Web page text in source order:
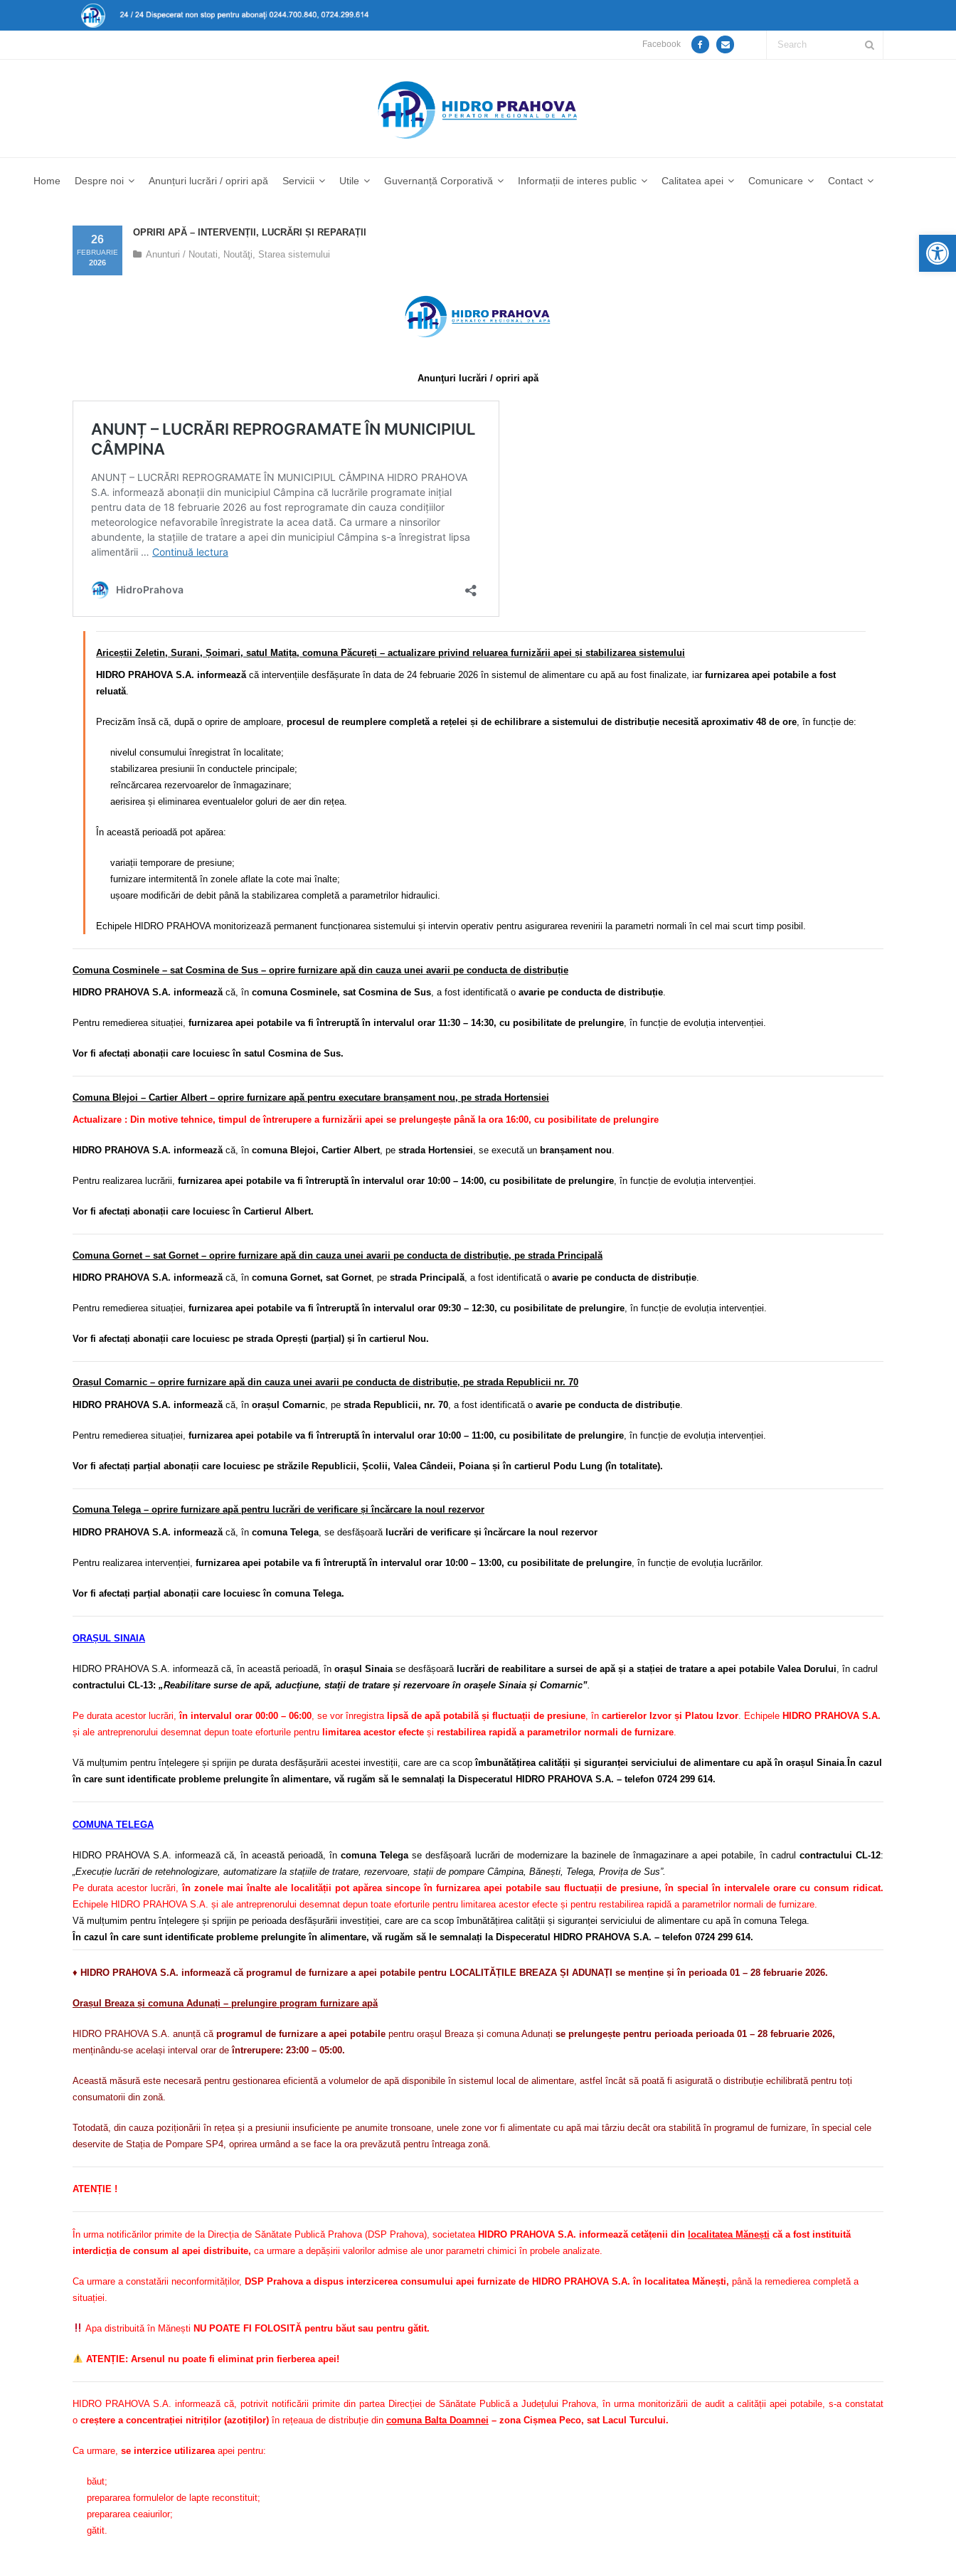
Facebook
Home Despre noi Anunțuri lucrări / opriri apă Servicii Utile Guvernanță Corporativă Informații de interes public Calitatea apei Comunicare Contact
OPRIRI APĂ – INTERVENȚII, LUCRĂRI ȘI REPARAȚII
26
FEBRUARIE
2026
Anunturi / Noutati Noutăţi Starea sistemului
Anunţuri lucrări / opriri apă
Ariceștii Zeletin, Surani, Șoimari, satul Matița, comuna Păcureți – actualizare privind reluarea furnizării apei și stabilizarea sistemului
HIDRO PRAHOVA S.A. informeazăcă intervențiile desfășurate în data de 24 februarie 2026 în sistemul de alimentare cu apă au fost finalizate, iar furnizarea apei potabile a fost
reluată.
Precizăm însă că, după o oprire de amploare, procesul de reumplere completă a rețelei și de echilibrare a sistemului de distribuție necesită aproximativ 48 de ore, în funcție de:
nivelul consumului înregistrat în localitate;
stabilizarea presiunii în conductele principale;
reîncărcarea rezervoarelor de înmagazinare;
aerisirea și eliminarea eventualelor goluri de aer din rețea.
În această perioadă pot apărea:
variații temporare de presiune;
furnizare intermitentă în zonele aflate la cote mai înalte;
ușoare modificări de debit până la stabilizarea completă a parametrilor hidraulici.
Echipele HIDRO PRAHOVA monitorizează permanent funcționarea sistemului și intervin operativ pentru asigurarea revenirii la parametri normali în cel mai scurt timp posibil.
Comuna Cosminele – sat Cosmina de Sus – oprire furnizare apă din cauza unei avarii pe conducta de distribuție
HIDRO PRAHOVA S.A. informeazăcă, în comuna Cosminele, sat Cosmina de Sus, a fost identificată o avarie pe conducta de distribuție.
Pentru remedierea situației, furnizarea apei potabile va fi întreruptă în intervalul orar 11:30 – 14:30, cu posibilitate de prelungire, în funcție de evoluția intervenției.
Vor fi afectați abonații care locuiesc în satul Cosmina de Sus.
Comuna Blejoi – Cartier Albert – oprire furnizare apă pentru executare branșament nou, pe strada Hortensiei
Actualizare : Din motive tehnice, timpul de întrerupere a furnizării apei se prelungește până la ora 16:00, cu posibilitate de prelungire
HIDRO PRAHOVA S.A. informeazăcă, în comuna Blejoi, Cartier Albert, pe strada Hortensiei, se execută un branșament nou.
Pentru realizarea lucrării, furnizarea apei potabile va fi întreruptă în intervalul orar 10:00 – 14:00, cu posibilitate de prelungire, în funcție de evoluția intervenției.
Vor fi afectați abonații care locuiesc în Cartierul Albert.
Comuna Gornet – sat Gornet – oprire furnizare apă din cauza unei avarii pe conducta de distribuție, pe strada Principală
HIDRO PRAHOVA S.A. informează că, în comuna Gornet, sat Gornet, pe strada Principală , a fost identificată o avarie pe conducta de distribuție
Pentru remedierea situației, furnizarea apei potabile va fi întreruptă în intervalul orar 09:30 – 12:30, cu posibilitate de prelungire , în funcție de evoluția intervenției.
Vor fi afectați abonații care locuiesc pe strada Oprești (parțial) și în cartierul Nou.
Orașul Comarnic – oprire furnizare apă din cauza unei avarii pe conducta de distribuție, pe strada Republicii nr. 70
HIDRO PRAHOVA S.A. informează că, în orașul Comarnic , pe strada Republicii, nr. 70 , a fost identificată o avarie pe conducta de distribuție
Pentru remedierea situației, furnizarea apei potabile va fi întreruptă în intervalul orar 10:00 – 11:00, cu posibilitate de prelungire , în funcție de evoluția intervenției.
Vor fi afectați parțial abonații care locuiesc pe străzile Republicii, Școlii, Valea Cândeii, Poiana și în cartierul Podu Lung (în totalitate).
Comuna Telega – oprire furnizare apă pentru lucrări de verificare și încărcare la noul rezervor
HIDRO PRAHOVA S.A. informează că, în comuna Telega , se desfășoară lucrări de verificare și încărcare la noul rezervor
Pentru realizarea intervenției, furnizarea apei potabile va fi întreruptă în intervalul orar 10:00 – 13:00, cu posibilitate de prelungire , în funcție de evoluția lucrărilor.
Vor fi afectați parțial abonații care locuiesc în comuna Telega.
ORAȘUL SINAIA
HIDRO PRAHOVA S.A. informează că, în această perioadă, în orașul Sinaiase desfășoară lucrări de reabilitare a sursei de apă și a stației de tratare a apei potabile Valea Dorului, în cadrul
contractului CL-13: „Reabilitare surse de apă, aducțiune, stații de tratare și rezervoare în orașele Sinaia și Comarnic”.
Pe durata acestor lucrări,în intervalul orar 00:00 – 06:00, se vor înregistra lipsă de apă potabilă și fluctuații de presiune, în cartierelor Izvor și Platou Izvor. Echipele HIDRO PRAHOVA S.A.
și ale antreprenorului desemnat depun toate eforturile pentru limitarea acestor efecte și restabilirea rapidă a parametrilor normali de furnizare.
Vă mulțumim pentru înțelegere și sprijin pe durata desfășurării acestei investiții, care are ca scopîmbunătățirea calității și siguranței serviciului de alimentare cu apă în orașul Sinaia. În cazul
în care sunt identificate probleme prelungite în alimentare, vă rugăm să le semnalați la Dispeceratul HIDRO PRAHOVA S.A. – telefon 0724 299 614.
COMUNA TELEGA
HIDRO PRAHOVA S.A. informează că, în această perioadă, în comuna Telega se desfășoară lucrări de modernizare la bazinele de înmagazinare a apei potabile, în cadrul contractului CL-12:
„Execuție lucrări de retehnologizare, automatizare la stațiile de tratare, rezervoare, stații de pompare Câmpina, Bănești, Telega, Provița de Sus”.
Pe durata acestor lucrări,în zonele mai înalte ale localității pot apărea sincope în furnizarea apei potabile sau fluctuații de presiune, în special în intervalele orare cu consum ridicat.
Echipele HIDRO PRAHOVA S.A. și ale antreprenorului desemnat depun toate eforturile pentru limitarea acestor efecte și pentru restabilirea rapidă a parametrilor normali de furnizare.
Vă mulțumim pentru înțelegere și sprijin pe perioada desfășurării investiției, care are ca scop îmbunătățirea calității și siguranței serviciului de alimentare cu apă în comuna Telega.
În cazul în care sunt identificate probleme prelungite în alimentare, vă rugăm să le semnalați la Dispeceratul HIDRO PRAHOVA S.A. – telefon 0724 299 614.
♦ HIDRO PRAHOVA S.A. informează că programul de furnizare a apei potabile pentru LOCALITĂȚILE BREAZA ȘI ADUNAȚI se menține și în perioada 01 – 28 februarie 2026.
Orașul Breaza și comuna Adunați – prelungire program furnizare apă
HIDRO PRAHOVA S.A. anunță că programul de furnizare a apei potabile pentru orașul Breaza și comuna Adunați se prelungește pentru perioada perioada 01 – 28 februarie 2026,
menținându-se același interval orar deîntrerupere: 23:00 – 05:00.
Această măsură este necesară pentru gestionarea eficientă a volumelor de apă disponibile în sistemul local de alimentare, astfel încât să poată fi asigurată o distribuție echilibrată pentru toți
consumatorii din zonă.
Totodată, din cauza poziționării în rețea și a presiunii insuficiente pe anumite tronsoane, unele zone vor fi alimentate cu apă mai târziu decât ora stabilită în programul de furnizare, în special cele
deservite de Stația de Pompare SP4, oprirea urmând a se face la ora prevăzută pentru întreaga zonă.
ATENȚIE !
În urma notificărilor primite de la Direcția de Sănătate Publică Prahova (DSP Prahova), societatea HIDRO PRAHOVA S.A. informează cetățenii din localitatea Mănești că a fost instituită
interdicția de consum al apei distribuite, ca urmare a depășirii valorilor admise ale unor parametri chimici în probele analizate.
Ca urmare a constatării neconformităților, DSP Prahova a dispus interzicerea consumului apei furnizate de HIDRO PRAHOVA S.A. în localitatea Mănești, până la remedierea completă a
situației.
Apa distribuită în Mănești NU POATE FI FOLOSITĂ pentru băut sau pentru gătit.
ATENȚIE: Arsenul nu poate fi eliminat prin fierberea apei!
HIDRO PRAHOVA S.A. informează că, potrivit notificării primite din partea Direcției de Sănătate Publică a Județului Prahova, în urma monitorizării de audit a calității apei potabile, s-a constatat
o creștere a concentrației nitriților (azotiților) în rețeaua de distribuție din comuna Balta Doamnei – zona Cișmea Peco, sat Lacul Turcului.
Ca urmare, se interzice utilizareaapei pentru:
băut;
prepararea formulelor de lapte reconstituit;
prepararea ceaiurilor;
gătit.